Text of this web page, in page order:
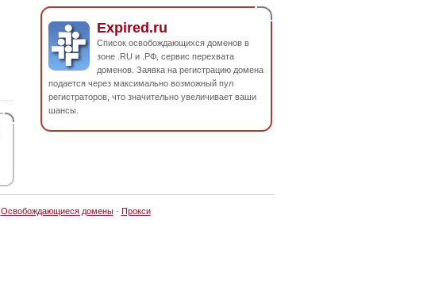
Expired.ru
Список освобождающихся доменов в
зоне .RU и .РФ, сервис перехвата
доменов. Заявка на регистрацию домена
подается через максимально возможный пул
регистраторов, что значительно увеличивает ваши
шансы.
Освобождающиеся домены· Прокси